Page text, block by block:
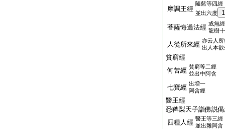
摩調王經
隨藍等四經
並出六度
菩薩悔過法經 或無
龍樹
人從所來經 亦云人所
出人本欲
貧窮經
何苦經 貧窮等二經
並出中阿含
七寶經 出増一
阿含經
醫王經
悉鞞梨天子詣佛説
四種人經 醫王等三經
並出雜阿含